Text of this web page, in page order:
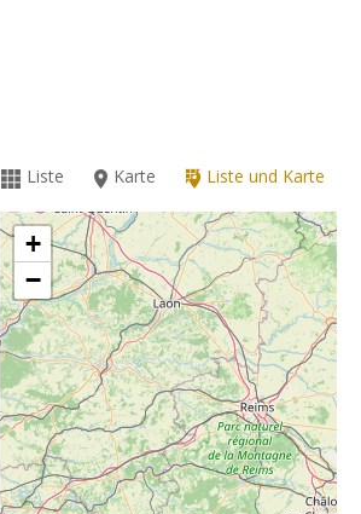
Liste Karte Liste und Karte
+
−